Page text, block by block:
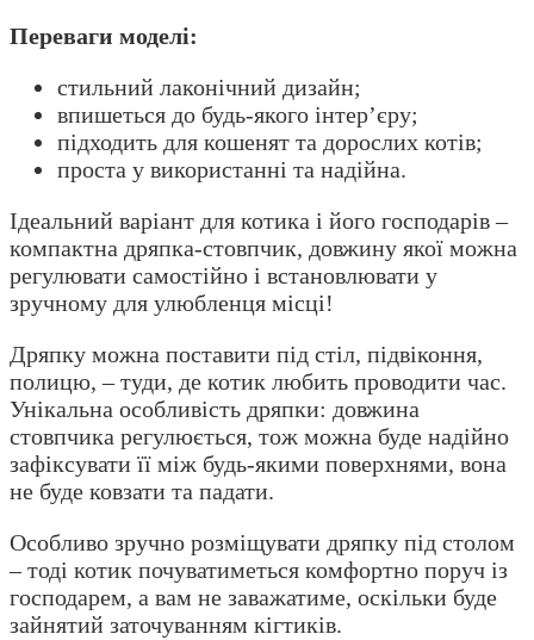
Переваги моделі:
стильний лаконічний дизайн;
впишеться до будь-якого інтер’єру;
підходить для кошенят та дорослих котів;
проста у використанні та надійна.
Ідеальний варіант для котика і його господарів –
компактна дряпка-стовпчик, довжину якої можна
регулювати самостійно і встановлювати у
зручному для улюбленця місці!
Дряпку можна поставити під стіл, підвіконня,
полицю, – туди, де котик любить проводити час.
Унікальна особливість дряпки: довжина
стовпчика регулюється, тож можна буде надійно
зафіксувати її між будь-якими поверхнями, вона
не буде ковзати та падати.
Особливо зручно розміщувати дряпку під столом
– тоді котик почуватиметься комфортно поруч із
господарем, а вам не заважатиме, оскільки буде
зайнятий заточуванням кігтиків.